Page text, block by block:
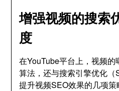
增强视频的搜索
度
在YouTube平台上，视频
算法，还与搜索引擎优化
提升视频SEO效果的几项策